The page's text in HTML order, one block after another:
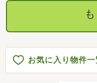
な住宅街に位置
らせます。物件
問い合わせくだ
お気に入り物件